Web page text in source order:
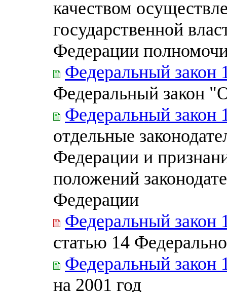
качеством
государственной
Федерации
Федеральный закон
Федеральный закон
Федеральный закон
отдельные
Федерации и
положений
Федерации
Федеральный закон
статью 14
Федеральный закон
на 2001 год